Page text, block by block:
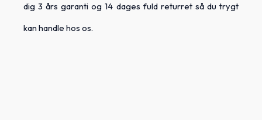
dig 3 års garanti og 14 dages fuld returret så du trygt
kan handle hos os.